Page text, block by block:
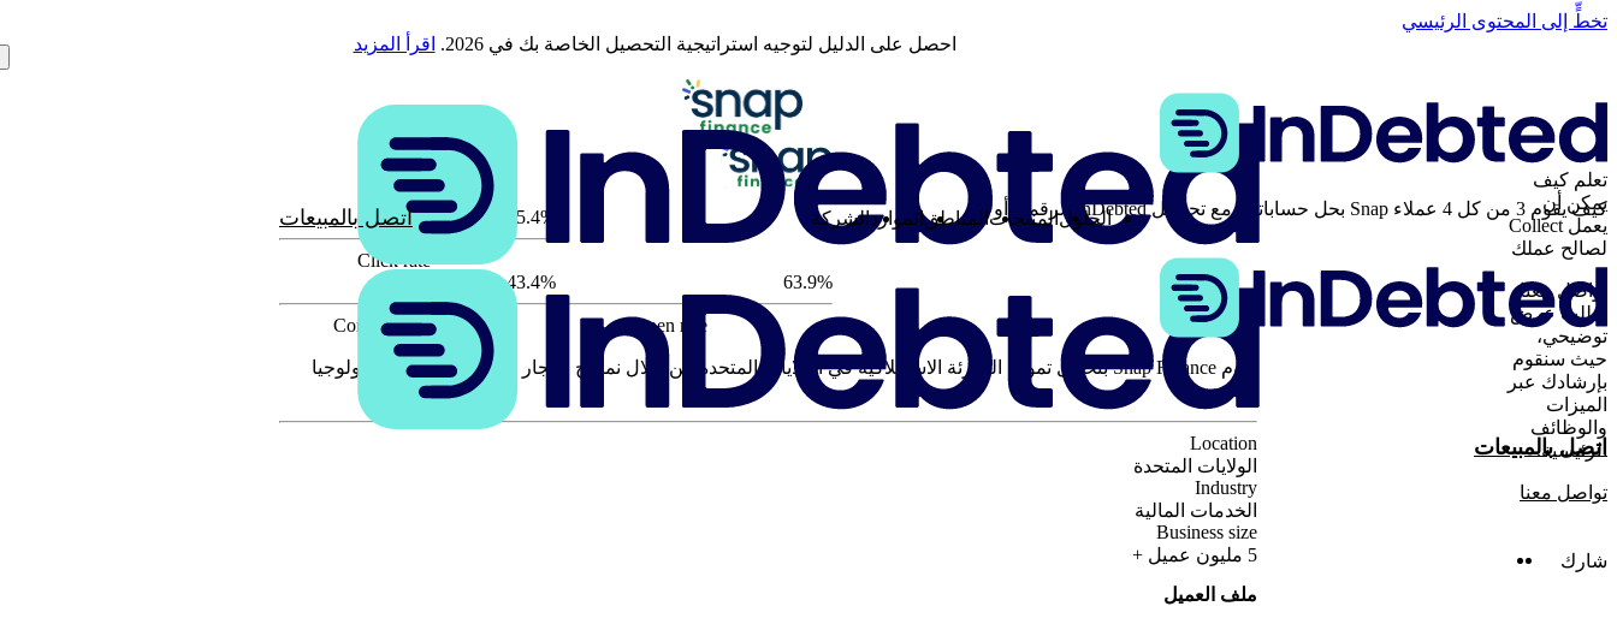
تخطٍّ إلى المحتوى الرئيسي
احصل على الدليل لتوجيه استراتيجية التحصيل الخاصة بك في 2026.
اقرأ المزيد
اتصل بالمبيعات
الحلولالمنتجاتالمناطقالمواردالشركة اتصل بالمبيعات كيف يقوم 3 من كل 4 عملاء Snap بحل حساباتهم مع تحصيل InDebted الرقمي أولاً 55.4%
Click rate
63.9%
Open rate
43.4%
Conversion rate
تقوم Snap Finance بتحويل تمويل التجزئة الاستهلاكية في الولايات المتحدة من خلال نموذج الإيجار للملكية المرن والتكنولوجيا
المتقدمة.
Location
الولايات المتحدة
Industry
الخدمات المالية
Business size
5 مليون عميل +
ملف العميل
تعلم كيف
يمكن أن
يعمل Collect
لصالح عملك
تواصل معنا
لطلب عرض
توضيحي،
حيث سنقوم
بإرشادك عبر
الميزات
والوظائف
الرئيسية.
تواصل معنا
شارك